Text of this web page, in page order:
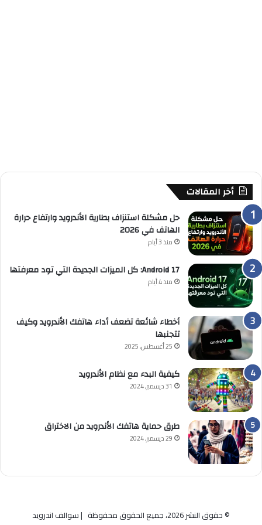
أخر المقالات
حل مشكلة استنزاف بطارية الأندرويد وارتفاع حرارة
الهاتف في 2026
منذ 3 أيام
Android 17: كل الميزات الجديدة التي تود معرفتها
منذ 4 أيام
أخطاء شائعة تضعف أداء هاتفك الأندرويد وكيف
تتجنبها
25 أغسطس, 2025
كيفية البدء مع نظام الأندرويد
31 ديسمبر, 2024
طرق حماية هاتفك الأندرويد من الاختراق
29 ديسمبر, 2024
© حقوق النشر 2026، جميع الحقوق محفوظة | سوالف اندرويد